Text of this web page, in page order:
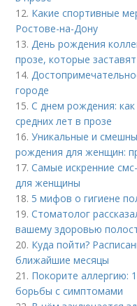
12. Какие спортивные
Ростове-на-Дону
13. День рождения
прозе, которые
14.
городе
15.С днем рождения:
средних лет в прозе
16.Уникальные и
рождения для женщин:
17.Самые искренние
для женщины
18. 5 мифов о гигиене
19.Стоматолог
вашему здоровью
20. Куда пойти?
ближайшие месяцы
21. Покорите аллергию:
борьбы с симптомами